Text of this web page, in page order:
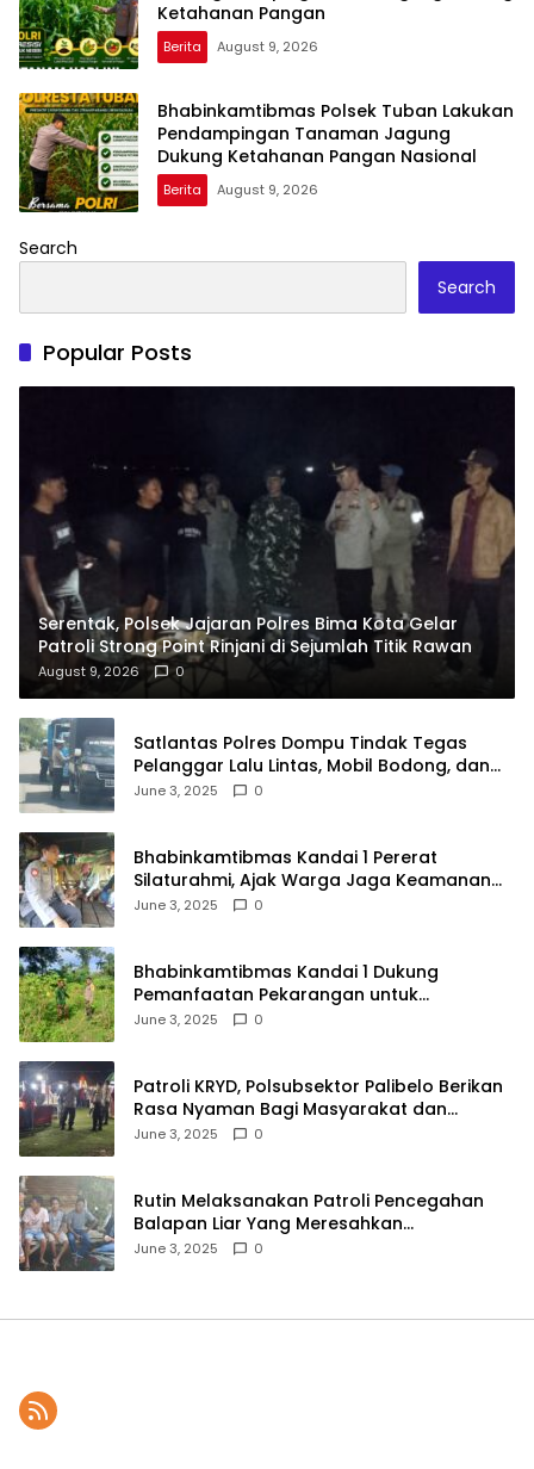
Ketahanan Pangan
Berita August 9, 2026
Bhabinkamtibmas Polsek Tuban Lakukan
Pendampingan Tanaman Jagung
Dukung Ketahanan Pangan Nasional
Berita August 9, 2026
Search
Search
Popular Posts
Serentak, Polsek Jajaran Polres Bima Kota Gelar
Patroli Strong Point Rinjani di Sejumlah Titik Rawan
August 9, 2026 0
Satlantas Polres Dompu Tindak Tegas
Pelanggar Lalu Lintas, Mobil Bodong, dan
Kendaraan Tak Bayar Pajak
June 3, 2025 0
Bhabinkamtibmas Kandai 1 Pererat
Silaturahmi, Ajak Warga Jaga Keamanan
Lingkungan
June 3, 2025 0
Bhabinkamtibmas Kandai 1 Dukung
Pemanfaatan Pekarangan untuk
Ketahanan Pangan Menuju Indonesia Emas
June 3, 2025 0
Patroli KRYD, Polsubsektor Palibelo Berikan
Rasa Nyaman Bagi Masyarakat dan
Antisipasi Aksi Menjurus Premanisme
June 3, 2025 0
Rutin Melaksanakan Patroli Pencegahan
Balapan Liar Yang Meresahkan
Masyarakat, Polsek Soromandi
June 3, 2025 0